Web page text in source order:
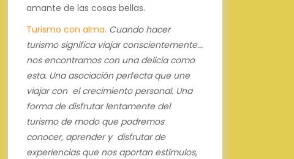
amante de las cosas bellas.
Turismo con alma. Cuando hacer
turismo significa viajar conscientemente...
nos encontramos con una delicia como
esta. Una asociación perfecta que une
viajar con el crecimiento personal. Una
forma de disfrutar lentamente del
turismo de modo que podremos
conocer, aprender y disfrutar de
experiencias que nos aportan estímulos,